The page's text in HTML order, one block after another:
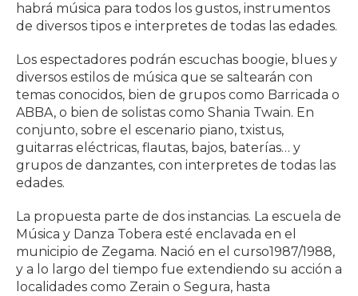
habrá música para todos los gustos, instrumentos
de diversos tipos e interpretes de todas las edades.
Los espectadores podrán escuchas boogie, blues y
diversos estilos de música que se saltearán con
temas conocidos, bien de grupos como Barricada o
ABBA, o bien de solistas como Shania Twain. En
conjunto, sobre el escenario piano, txistus,
guitarras eléctricas, flautas, bajos, baterías… y
grupos de danzantes, con interpretes de todas las
edades.
La propuesta parte de dos instancias. La escuela de
Música y Danza Tobera esté enclavada en el
municipio de Zegama. Nació en el curso1987/1988,
y a lo largo del tiempo fue extendiendo su acción a
localidades como Zerain o Segura, hasta